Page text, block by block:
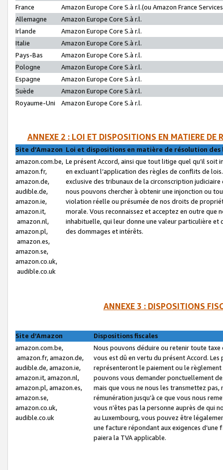
France
Amazon Europe Core S.à r.l.(ou Amazon France
Allemagne
Amazon Europe Core S.à r.l.
Irlande
Amazon Europe Core S.à r.l.
Italie
Amazon Europe Core S.à r.l.
Pays-Bas
Amazon Europe Core S.à r.l.
Pologne
Amazon Europe Core S.à r.l.
Espagne
Amazon Europe Core S.à r.l.
Suède
Amazon Europe Core S.à r.l.
Royaume-Uni
Amazon Europe Core S.à r.l.
ANNEXE 2 : LOI ET DISPOSITIONS EN MATIERE DE
Site d’Amazon Loi et dispositions en matière de résolution
amazon.com.be,
amazon.fr,
amazon.de,
audible.de,
amazon.ie,
amazon.it,
amazon.nl,
amazon.pl,
amazon.es,
amazon.se,
amazon.co.uk,
audible.co.uk
Le présent Accord, ainsi que tout litige quel qu’il soit
en excluant l’application des règles de conflits de
exclusive des tribunaux de la circonscription
nous pouvons chercher à obtenir une injonction ou
violation réelle ou présumée de nos droits de
morale. Vous reconnaissez et acceptez en outre que
inhabituelle, qui leur donne une valeur particulière
des dommages et intérêts.
ANNEXE 3 : DISPOSITIONS
Site d’Amazon
Dispositions fiscales
amazon.com.be,
amazon.fr, amazon.de,
audible.de, amazon.ie,
amazon.it, amazon.nl,
amazon.pl, amazon.es,
amazon.se,
amazon.co.uk,
audible.co.uk
Nous pouvons déduire ou retenir toute
vous est dû en vertu du présent Accord.
représenteront le paiement ou le
pouvons vous demander ponctuellement
mais que vous ne nous les transmettez
rémunération jusqu’à ce que vous nous
vous n’êtes pas la personne auprès de qui
au Luxembourg, vous pouvez être
une facture répondant aux exigences
paiera la TVA applicable.